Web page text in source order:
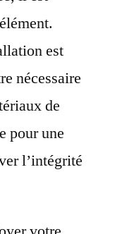
est
nécessaire
de
pour une
l’intégrité